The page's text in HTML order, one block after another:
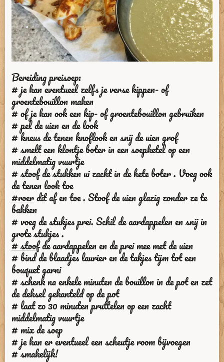
Bereiding preisoep:
# je kan eventueel zelfs je verse kippen- of
groentebouillon maken
# of je kan ook een kip- of groentebouillon gebruiken
# pel de uien en de look
# kneus de tenen knoflook en snij de uien grof
# smelt een klontje boter in een soepketel op een
middelmatig vuurtje
# stoof de stukken ui zacht in de hete boter . Voeg ook
de tenen look toe
#roerdit af en toe . Stoof de uien glazig zonder ze te
bakken
# voeg de stukjes prei. Schil de aardappelen en snij in
grote stukjes .
# stoofde aardappelen en de prei mee met de uien
# bind de blaadjes laurier en de takjes tijm tot een
bouquet garni
# schenk na enkele minuten de bouillon in de pot en zet
de deksel gekanteld op de pot
# laat zo 30 minuten pruttelen op een zacht
middelmatig vuurtje
# mix de soep
# je kan er eventueel een scheutje room bijvoegen
# smakelijk!